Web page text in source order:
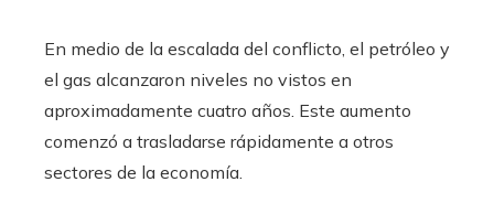
En medio de la escalada del conflicto, el petróleo y
el gas alcanzaron niveles no vistos en
aproximadamente cuatro años. Este aumento
comenzó a trasladarse rápidamente a otros
sectores de la economía.